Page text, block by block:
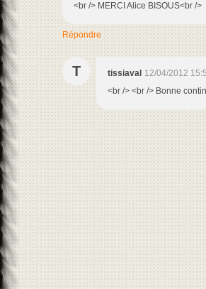
<br /> MERCI Alice BISOUS<br />
Répondre
T tissiaval 12/04/2012
<br /> <br /> Bonne